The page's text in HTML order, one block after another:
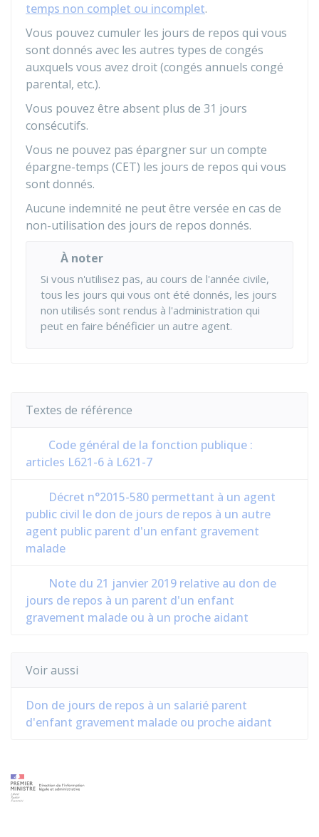
temps non complet ou incomplet.
Vous pouvez cumuler les jours de repos qui vous
sont donnés avec les autres types de congés
auxquels vous avez droit (congés annuels congé
parental, etc.).
Vous pouvez être absent plus de 31 jours
consécutifs.
Vous ne pouvez pas épargner sur un compte
épargne-temps (CET) les jours de repos qui vous
sont donnés.
Aucune indemnité ne peut être versée en cas de
non-utilisation des jours de repos donnés.
À noter
Si vous n'utilisez pas, au cours de l'année civile,
tous les jours qui vous ont été donnés, les jours
non utilisés sont rendus à l'administration qui
peut en faire bénéficier un autre agent.
Textes de référence
Code général de la fonction publique :
articles L621-6 à L621-7
Décret n°2015-580 permettant à un agent
public civil le don de jours de repos à un autre
agent public parent d'un enfant gravement
malade
Note du 21 janvier 2019 relative au don de
jours de repos à un parent d'un enfant
gravement malade ou à un proche aidant
Voir aussi
Don de jours de repos à un salarié parent
d'enfant gravement malade ou proche aidant